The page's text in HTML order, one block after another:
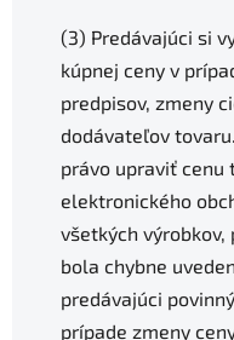
(3) Predávajúci si
kúpnej ceny v
predpisov, zmeny
dodávateľov
právo upraviť cenu
elektronického
všetkých výrobkov,
bola chybne
predávajúci
prípade zmeny